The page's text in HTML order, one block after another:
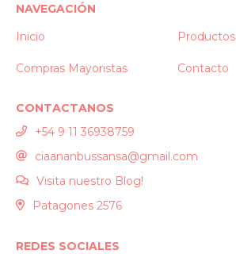
NAVEGACIÓN
Inicio
Productos
Compras Mayoristas Contacto
CONTACTANOS
+54 9 11 36938759
ciaananbussansa@gmail.com
Visita nuestro Blog!
Patagones 2576
REDES SOCIALES